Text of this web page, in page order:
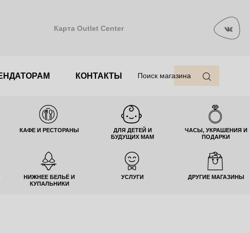
Карта Outlet Center
КОНТАКТЫ Поиск магазина
КАФЕ И РЕСТОРАНЫ
ДЛЯ ДЕТЕЙ И
БУДУЩИХ МАМ
ЧАСЫ, УКРАШЕНИЯ И
ПОДАРКИ
НИЖНЕЕ БЕЛЬЁ И
КУПАЛЬНИКИ
УСЛУГИ ДРУГИЕ МАГАЗИНЫ